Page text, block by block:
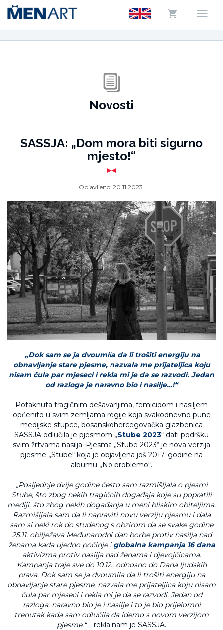
Novosti
SASSJA: „Dom mora biti sigurno
mjesto!“
Objavljeno: 20.11.2023.
„Dok sam se ja dvoumila da li trošiti energiju na
obnavljanje stare pjesme, nazvala me prijateljica koju
nisam čula par mjeseci i rekla mi je da se razvodi. Jedan
od razloga je naravno bio i nasilje…!“
Potaknuta tragičnim dešavanjima, femicidom i nasiljem
općenito u svim zemljama regije koja svakodnevno pune
medijske stupce, bosanskohercegovačka glazbenica
SASSJA odlučila je pjesmom „Stube 2023“ dati podršku
svim žrtvama nasilja. Pjesma „Stube 2023“ je nova verzija
pjesme „Stube“ koja je objavljena još 2017. godine na
albumu „No problemo“.
„Posljednje dvije godine često sam razmišljala o pjesmi
Stube, što zbog nekih tragičnih događaja koje su popratili
mediji, što zbog nekih događanja u meni bliskim obiteljima.
Razmišljala sam da li napraviti novu verziju pjesmu i dala
sam si neki rok do studenog s obzirom da se svake godine
25.11. obilježava Međunarodni dan borbe protiv nasilja nad
ženama kada ujedno počinje i globalna kampanja 16 dana
aktivizma protiv nasilja nad ženama i djevojčicama.
Kampanja traje sve do 10.12., odnosno do Dana ljudskih
prava. Dok sam se ja dvoumila da li trošiti energiju na
obnavljanje stare pjesme, nazvala me prijateljica koju nisam
čula par mjeseci i rekla mi je da se razvodi. Jedan od
razloga, naravno bio je i nasilje i to je bio prijelomni
trenutak kada sam odlučila da idemo s novom verzijom
pjesme.“– rekla nam je SASSJA.